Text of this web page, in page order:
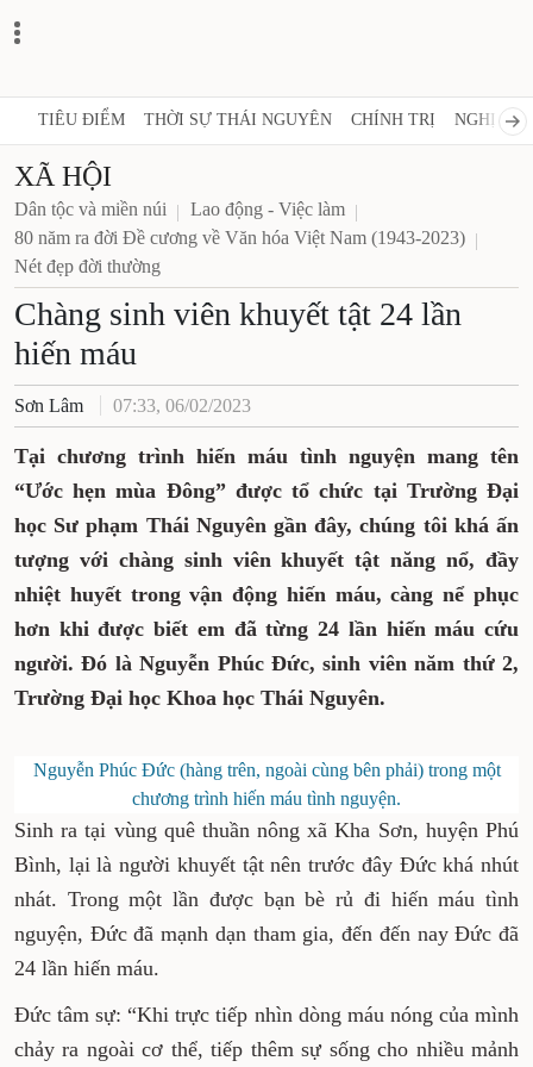
TIÊU ĐIỂM THỜI SỰ THÁI NGUYÊN CHÍNH TRỊ NGHỊ
XÃ HỘI
Dân tộc và miền núi
Lao động - Việc làm
80 năm ra đời Đề cương về Văn hóa Việt Nam (1943-2023)
Nét đẹp đời thường
Chàng sinh viên khuyết tật 24 lần
hiến máu
Sơn Lâm 07:33, 06/02/2023
Tại chương trình hiến máu tình nguyện mang tên
“Ước hẹn mùa Đông” được tổ chức tại Trường Đại
học Sư phạm Thái Nguyên gần đây, chúng tôi khá ấn
tượng với chàng sinh viên khuyết tật năng nổ, đầy
nhiệt huyết trong vận động hiến máu, càng nể phục
hơn khi được biết em đã từng 24 lần hiến máu cứu
người. Đó là Nguyễn Phúc Đức, sinh viên năm thứ 2,
Trường Đại học Khoa học Thái Nguyên.
Nguyễn Phúc Đức (hàng trên, ngoài cùng bên phải) trong một
chương trình hiến máu tình nguyện.
Sinh ra tại vùng quê thuần nông xã Kha Sơn, huyện Phú
Bình, lại là người khuyết tật nên trước đây Đức khá nhút
nhát. Trong một lần được bạn bè rủ đi hiến máu tình
nguyện, Đức đã mạnh dạn tham gia, đến đến nay Đức đã
24 lần hiến máu.
Đức tâm sự: “Khi trực tiếp nhìn dòng máu nóng của mình
chảy ra ngoài cơ thể, tiếp thêm sự sống cho nhiều mảnh